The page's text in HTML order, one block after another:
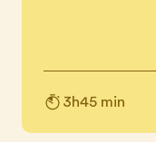
3h45 min